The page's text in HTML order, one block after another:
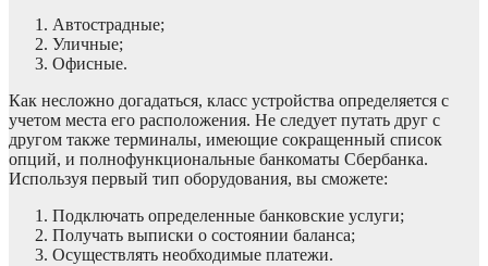
Автострадные;
Уличные;
Офисные.
Как несложно догадаться, класс устройства определяется с
учетом места его расположения. Не следует путать друг с
другом также терминалы, имеющие сокращенный список
опций, и полнофункциональные банкоматы Сбербанка.
Используя первый тип оборудования, вы сможете:
Подключать определенные банковские услуги;
Получать выписки о состоянии баланса;
Осуществлять необходимые платежи.